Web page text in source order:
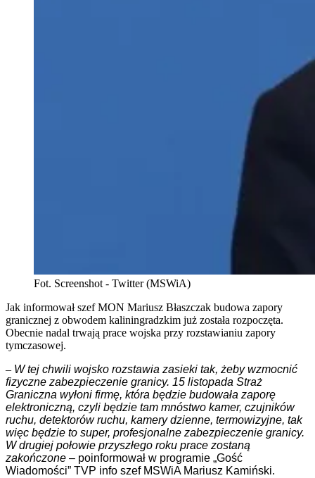
Fot. Screenshot - Twitter (MSWiA)
Jak informował szef MON Mariusz Błaszczak budowa zapory
granicznej z obwodem kaliningradzkim już została rozpoczęta.
Obecnie nadal trwają prace wojska przy rozstawianiu zapory
tymczasowej.
– W tej chwili wojsko rozstawia zasieki tak, żeby wzmocnić
fizyczne zabezpieczenie granicy. 15 listopada Straż
Graniczna wyłoni firmę, która będzie budowała zaporę
elektroniczną, czyli będzie tam mnóstwo kamer, czujników
ruchu, detektorów ruchu, kamery dzienne, termowizyjne, tak
więc będzie to super, profesjonalne zabezpieczenie granicy.
W drugiej połowie przyszłego roku prace zostaną
zakończone – poinformował w programie „Gość
Wiadomości” TVP info szef MSWiA Mariusz Kamiński.